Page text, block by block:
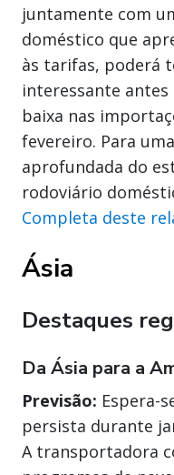
juntamente com
doméstico que
às tarifas, poderá
interessante
baixa nas
fevereiro. Para
aprofundada do
rodoviário
Completa deste
Ásia
Destaques
Da Ásia para a
Previsão: Espera-
persista durante
A transportadora